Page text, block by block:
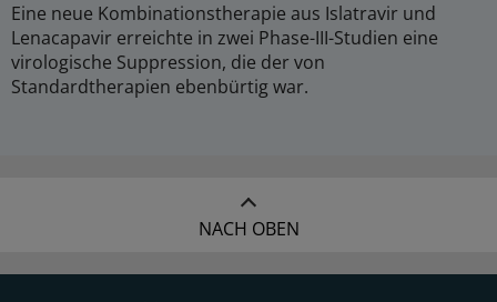
Eine neue Kombinationstherapie aus Islatravir und
Lenacapavir erreichte in zwei Phase-III-Studien eine
virologische Suppression, die der von
Standardtherapien ebenbürtig war.
NACH OBEN